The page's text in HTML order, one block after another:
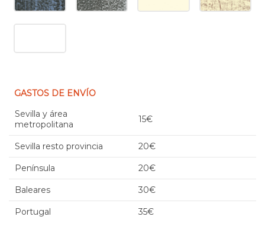
GASTOS DE ENVÍO
Sevilla y área
metropolitana
15€
Sevilla resto provincia 20€
Península 20€
Baleares 30€
Portugal 35€